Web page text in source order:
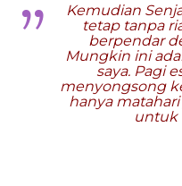
Kemudian
tetap tanpa
berpendar
Mungkin ini
saya. Pagi
menyongsong
hanya
untuk